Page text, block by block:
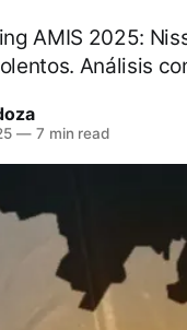
AMIS 2025:
Análisis
—7 min read